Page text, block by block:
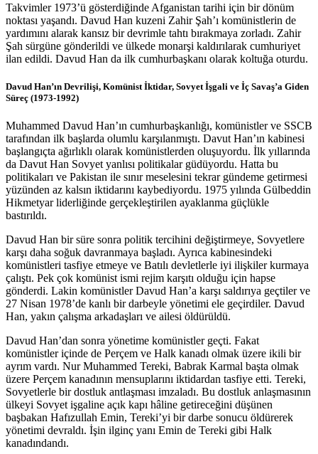
Takvimler 1973’ü gösterdiğinde Afganistan tarihi için bir dönüm
noktası yaşandı. Davud Han kuzeni Zahir Şah’ı komünistlerin de
yardımını alarak kansız bir devrimle tahtı bırakmaya zorladı. Zahir
Şah sürgüne gönderildi ve ülkede monarşi kaldırılarak cumhuriyet
ilan edildi. Davud Han da ilk cumhurbaşkanı olarak koltuğa oturdu.
Davud Han’ın Devrilişi, Komünist İktidar, Sovyet İşgali ve İç Savaş’a Giden
Süreç (1973-1992)
Muhammed Davud Han’ın cumhurbaşkanlığı, komünistler ve SSCB
tarafından ilk başlarda olumlu karşılanmıştı. Davut Han’ın kabinesi
başlangıçta ağırlıklı olarak komünistlerden oluşuyordu. İlk yıllarında
da Davut Han Sovyet yanlısı politikalar güdüyordu. Hatta bu
politikaları ve Pakistan ile sınır meselesini tekrar gündeme getirmesi
yüzünden az kalsın iktidarını kaybediyordu. 1975 yılında Gülbeddin
Hikmetyar liderliğinde gerçekleştirilen ayaklanma güçlükle
bastırıldı.
Davud Han bir süre sonra politik tercihini değiştirmeye, Sovyetlere
karşı daha soğuk davranmaya başladı. Ayrıca kabinesindeki
komünistleri tasfiye etmeye ve Batılı devletlerle iyi ilişkiler kurmaya
çalıştı. Pek çok komünist ismi rejim karşıtı olduğu için hapse
gönderdi. Lakin komünistler Davud Han’a karşı saldırıya geçtiler ve
27 Nisan 1978’de kanlı bir darbeyle yönetimi ele geçirdiler. Davud
Han, yakın çalışma arkadaşları ve ailesi öldürüldü.
Davud Han’dan sonra yönetime komünistler geçti. Fakat
komünistler içinde de Perçem ve Halk kanadı olmak üzere ikili bir
ayrım vardı. Nur Muhammed Tereki, Babrak Karmal başta olmak
üzere Perçem kanadının mensuplarını iktidardan tasfiye etti. Tereki,
Sovyetlerle bir dostluk antlaşması imzaladı. Bu dostluk anlaşmasının
ülkeyi Sovyet işgaline açık kapı hâline getireceğini düşünen
başbakan Hafızullah Emin, Tereki’yi bir darbe sonucu öldürerek
yönetimi devraldı. İşin ilginç yanı Emin de Tereki gibi Halk
kanadındandı.